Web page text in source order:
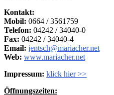
Kontakt:
Mobil: 0664 / 3561759
Telefon: 04242 / 34040-0
Fax: 04242 / 34040-4
Email: jentsch@mariacher.net
Web: www.mariacher.net
Impressum: klick hier >>
Öffnungszeiten: